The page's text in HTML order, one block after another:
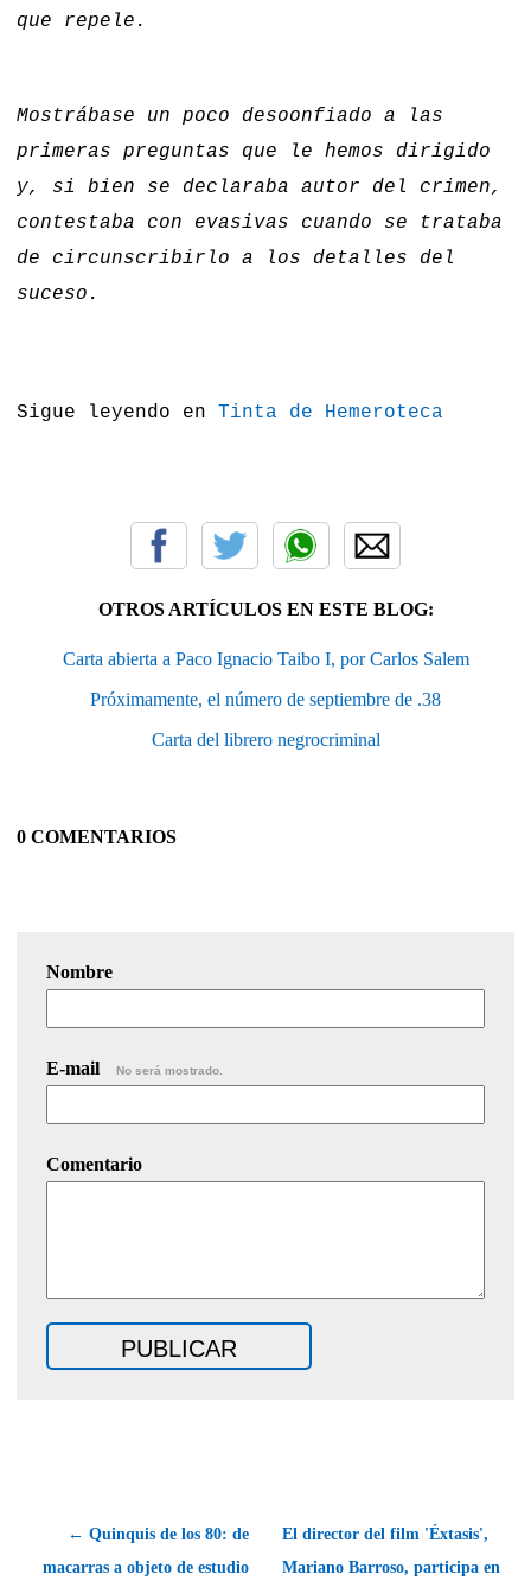
que repele.
Mostrábase un poco desoonfiado a las
primeras preguntas que le hemos dirigido
y, si bien se declaraba autor del crimen,
contestaba con evasivas cuando se trataba
de circunscribirlo a los detalles del
suceso.
Sigue leyendo en Tinta de Hemeroteca
OTROS ARTÍCULOS EN ESTE BLOG:
Carta abierta a Paco Ignacio Taibo I, por Carlos Salem
Próximamente, el número de septiembre de .38
Carta del librero negrocriminal
0 COMENTARIOS
Nombre
E-mail No será mostrado.
Comentario
← Quinquis de los 80: de
macarras a objeto de estudio
El director del film 'Éxtasis',
Mariano Barroso, participa en